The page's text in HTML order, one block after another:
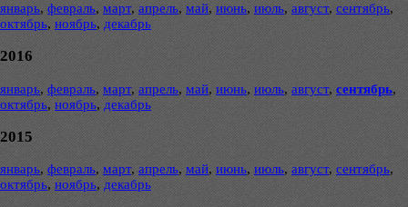
январь, февраль, март, апрель, май, июнь, июль, август, сентябрь,
октябрь, ноябрь, декабрь
2016
январь, февраль, март, апрель, май, июнь, июль, август, сентябрь,
октябрь, ноябрь, декабрь
2015
январь, февраль, март, апрель, май, июнь, июль, август, сентябрь,
октябрь, ноябрь, декабрь